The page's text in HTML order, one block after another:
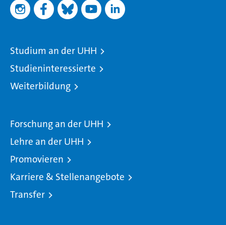
Studium an der UHH
Studieninteressierte
Weiterbildung
Forschung an der UHH
Lehre an der UHH
Promovieren
Karriere & Stellenangebote
Transfer